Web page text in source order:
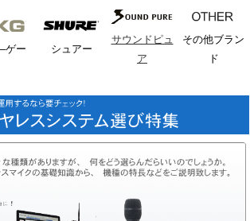
ゲー シュアー
サウンドピュ
ア
その他ブラン
ド